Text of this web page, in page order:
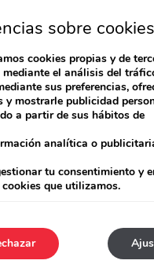
sobre cookies
cookies propias y de
el análisis del
sus preferencias,
y mostrarle publicidad
a partir de sus hábitos de
analítica o
tu consentimiento y
que utilizamos.